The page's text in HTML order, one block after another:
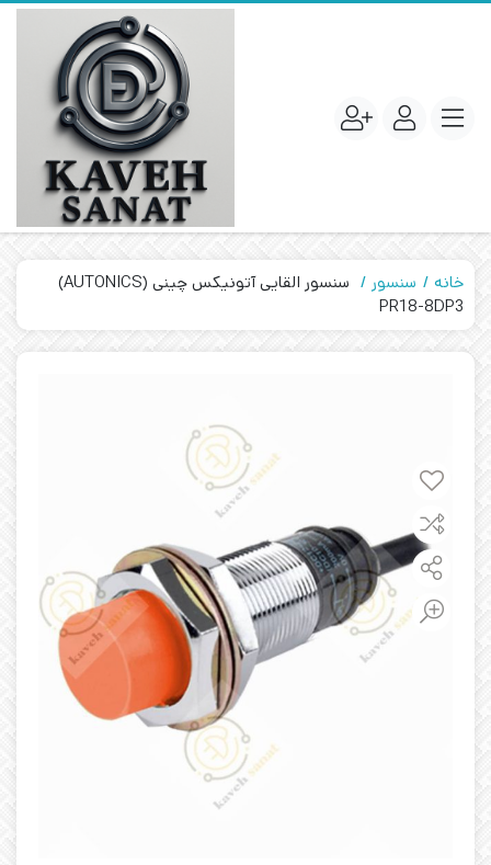
خانه سنسور
سنسور القایی آتونیکس چینی (AUTONICS)
PR18-8DP3